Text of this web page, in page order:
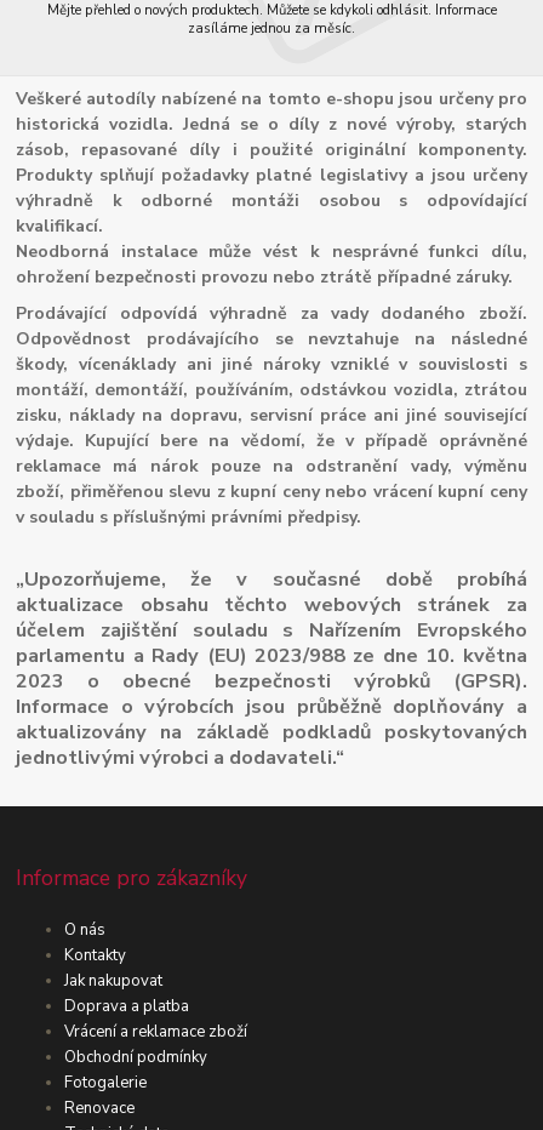
Mějte přehled o nových produktech. Můžete se kdykoli odhlásit. Informace
zasíláme jednou za měsíc.
Veškeré autodíly nabízené na tomto e-shopu jsou určeny pro
historická vozidla. Jedná se o díly z nové výroby, starých
zásob, repasované díly i použité originální komponenty.
Produkty splňují požadavky platné legislativy a jsou určeny
výhradně k odborné montáži osobou s odpovídající
kvalifikací.
Neodborná instalace může vést k nesprávné funkci dílu,
ohrožení bezpečnosti provozu nebo ztrátě případné záruky.
Prodávající odpovídá výhradně za vady dodaného zboží.
Odpovědnost prodávajícího se nevztahuje na následné
škody, vícenáklady ani jiné nároky vzniklé v souvislosti s
montáží, demontáží, používáním, odstávkou vozidla, ztrátou
zisku, náklady na dopravu, servisní práce ani jiné související
výdaje. Kupující bere na vědomí, že v případě oprávněné
reklamace má nárok pouze na odstranění vady, výměnu
zboží, přiměřenou slevu z kupní ceny nebo vrácení kupní ceny
v souladu s příslušnými právními předpisy.
„Upozorňujeme, že v současné době probíhá
aktualizace obsahu těchto webových stránek za
účelem zajištění souladu s Nařízením Evropského
parlamentu a Rady (EU) 2023/988 ze dne 10. května
2023 o obecné bezpečnosti výrobků (GPSR).
Informace o výrobcích jsou průběžně doplňovány a
aktualizovány na základě podkladů poskytovaných
jednotlivými výrobci a dodavateli.“
Informace pro zákazníky
O nás
Kontakty
Jak nakupovat
Doprava a platba
Vrácení a reklamace zboží
Obchodní podmínky
Fotogalerie
Renovace